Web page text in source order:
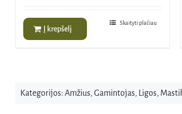
Į krepšelį
Skaityti plačiau
Kategorijos: Amžius, Gamintojas, Ligos,